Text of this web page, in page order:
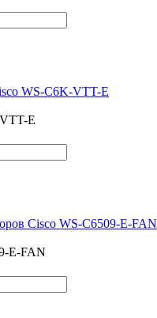
WS-C6K-VTT-E
E
Cisco WS-C6509-E-FAN
E-FAN